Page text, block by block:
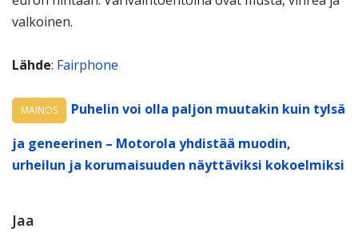
valkoinen.
Lähde: Fairphone
MAINOS
Puhelin voi olla paljon muutakin kuin tylsä
ja geneerinen – Motorola yhdistää muodin,
urheilun ja korumaisuuden näyttäviksi kokoelmiksi
Jaa